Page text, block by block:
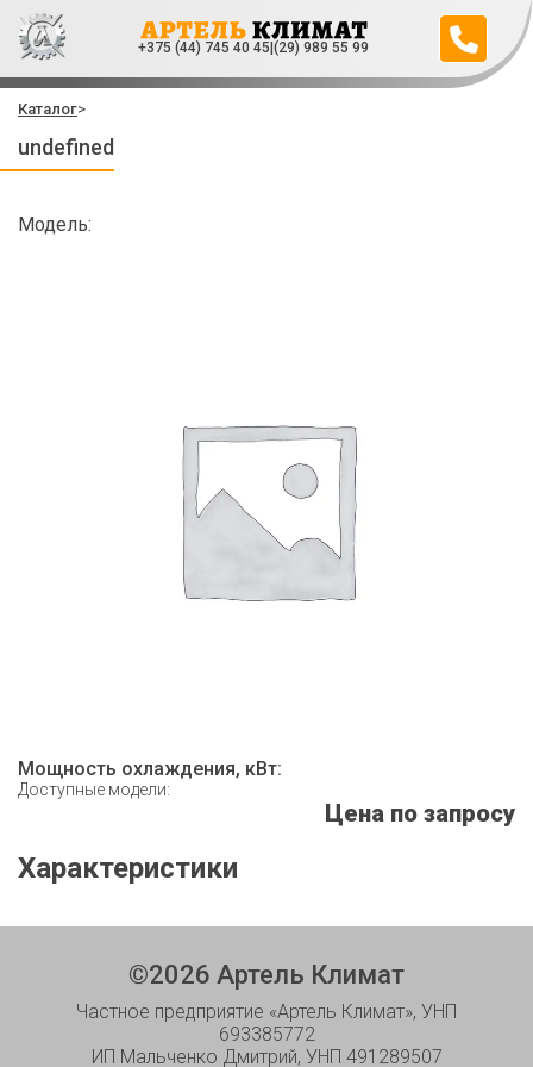
+375 (44) 745 40 45 (29) 989 55 99
Каталог>
undefined
Модель:
Мощность охлаждения, кВт:
Доступные модели:
Цена по запросу
Характеристики
©2026 Артель Климат
Частное предприятие «Артель Климат», УНП
693385772
ИП Мальченко Дмитрий, УНП 491289507